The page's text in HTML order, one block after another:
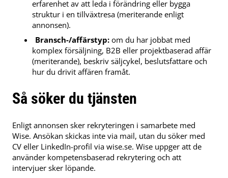
erfarenhet av att leda i förändring eller bygga
struktur i en tillväxtresa (meriterande enligt
annonsen).
Bransch-/affärstyp: om du har jobbat med
komplex försäljning, B2B eller projektbaserad affär
(meriterande), beskriv säljcykel, beslutsfattare och
hur du drivit affären framåt.
Så söker du tjänsten
Enligt annonsen sker rekryteringen i samarbete med
Wise. Ansökan skickas inte via mail, utan du söker med
CV eller LinkedIn-profil via wise.se. Wise uppger att de
använder kompetensbaserad rekrytering och att
intervjuer sker löpande.